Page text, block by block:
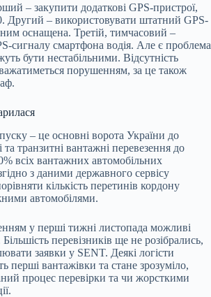
– закупити додаткові GPS-пристрої,
Другий – використовувати штатний GPS-
оснащена. Третій, тимчасовий –
сигналу смартфона водія. Але є проблема
бути нестабільними. Відсутність
порушенням, за це також
– це основні ворота України до
транзитні вантажні перевезення до
всіх вантажних автомобільних
з даними державного сервісу
кількість перетинів кордону
автомобілями.
у перші тижні листопада можливі
перевізників ще не розібрались,
заявки у SENT. Деякі логісти
перші вантажівки та стане зрозуміло,
процес перевірки та чи жорсткими